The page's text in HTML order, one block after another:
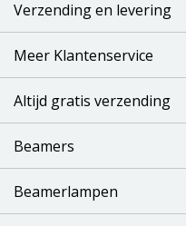
Verzending en levering
Meer Klantenservice
Altijd gratis verzending
Beamers
Beamerlampen